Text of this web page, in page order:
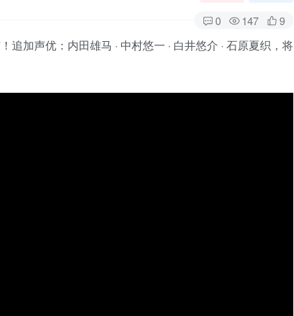
0 147 9
追加声优：内田雄马 · 中村悠一 · 白井悠介 · 石原夏织，将